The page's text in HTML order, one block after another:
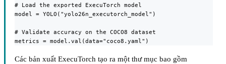
# Load the exported ExecuTorch model
model = YOLO("yolo26n_executorch_model")
# Validate accuracy on the COCO8 dataset
metrics = model.val(data="coco8.yaml")
Các bản xuất ExecuTorch tạo ra một thư mục bao gồm